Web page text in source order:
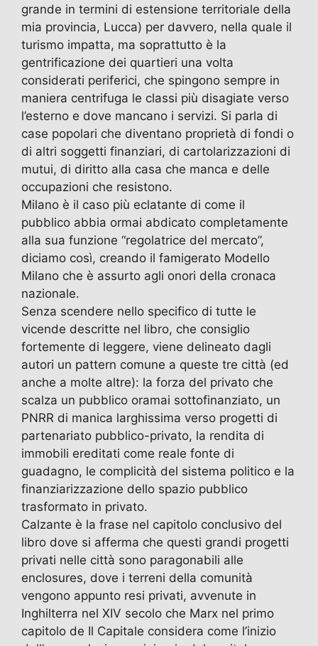
grande in termini di estensione territoriale della
mia provincia, Lucca) per davvero, nella quale il
turismo impatta, ma soprattutto è la
gentrificazione dei quartieri una volta
considerati periferici, che spingono sempre in
maniera centrifuga le classi più disagiate verso
l’esterno e dove mancano i servizi. Si parla di
case popolari che diventano proprietà di fondi o
di altri soggetti finanziari, di cartolarizzazioni di
mutui, di diritto alla casa che manca e delle
occupazioni che resistono.
Milano è il caso più eclatante di come il
pubblico abbia ormai abdicato completamente
alla sua funzione “regolatrice del mercato”,
diciamo così, creando il famigerato Modello
Milano che è assurto agli onori della cronaca
nazionale.
Senza scendere nello specifico di tutte le
vicende descritte nel libro, che consiglio
fortemente di leggere, viene delineato dagli
autori un pattern comune a queste tre città (ed
anche a molte altre): la forza del privato che
scalza un pubblico oramai sottofinanziato, un
PNRR di manica larghissima verso progetti di
partenariato pubblico-privato, la rendita di
immobili ereditati come reale fonte di
guadagno, le complicità del sistema politico e la
finanziarizzazione dello spazio pubblico
trasformato in privato.
Calzante è la frase nel capitolo conclusivo del
libro dove si afferma che questi grandi progetti
privati nelle città sono paragonabili alle
enclosures, dove i terreni della comunità
vengono appunto resi privati, avvenute in
Inghilterra nel XIV secolo che Marx nel primo
capitolo de Il Capitale considera come l’inizio